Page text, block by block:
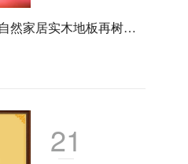
然家居实木地板再树里
21